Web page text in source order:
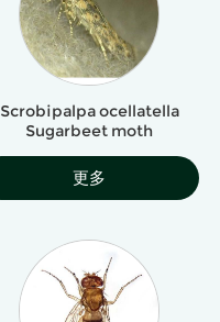
Scrobipalpa ocellatella
Sugarbeet moth
更多